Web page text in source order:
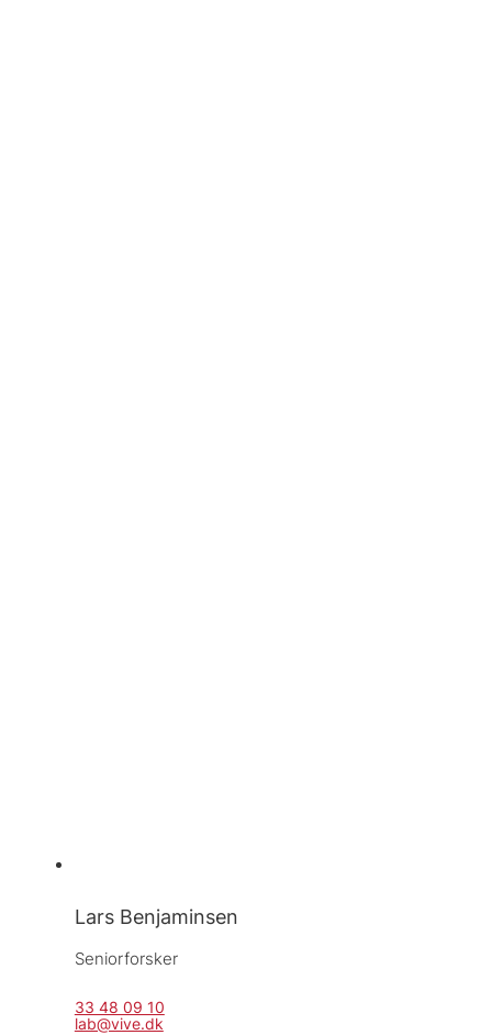
Lars Benjaminsen
Seniorforsker
33 48 09 10
lab@vive.dk